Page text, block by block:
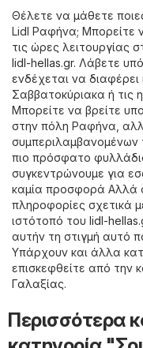
Θέλετε να μάθετε
Lidl Ραφήνα; Μπορείτε
τις ώρες λειτουργίας
lidl-hellas.gr. Λάβετε
ενδέχεται να διαφέρει
Σαββατοκύριακα ή τις
Μπορείτε να βρείτε
στην πόλη Ραφήνα,
πιο πρόσφατο
συγκεντρώνουμε για
καμία προσφορά Αλλά
πληροφορίες σχετικά
ιστότοπό του lidl-
αυτήν τη στιγμή αυτό
Υπάρχουν και άλλα
επισκεφθείτε από την
Γαλαξίας.
Περισσότερα